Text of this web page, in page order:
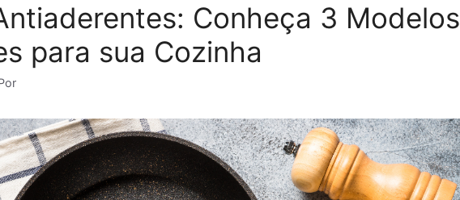
Conheça 3 Modelos
para sua Cozinha